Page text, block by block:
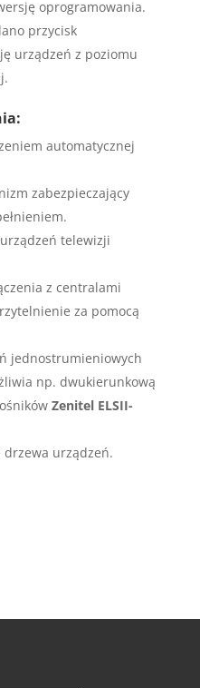
oprogramowania.
przycisk
urządzeń z poziomu
automatycznej
zabezpieczający
telewizji
z centralami
za pomocą
jednostrumieniowych
np. dwukierunkową
Zenitel ELSII-
urządzeń.